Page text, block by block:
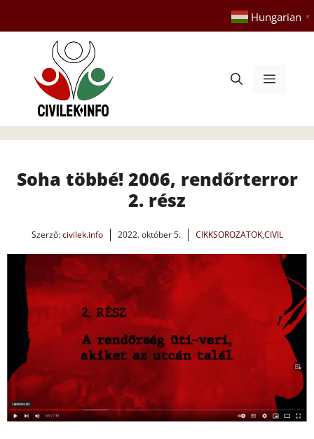
tartalomba
Hungarian ▼
Menü
Soha többé! 2006, rendőrterror
2. rész
Szerző:civilek.info 2022. október 5. CIKKSOROZATOK,CIVIL